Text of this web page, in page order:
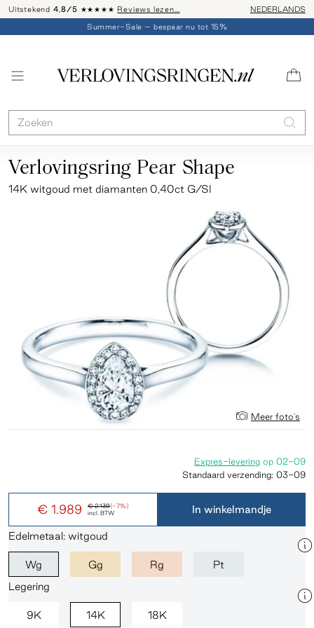
Uitstekend 4,8/5 ★★★★★ Reviews lezen… Advies: 020 -
NEDERLANDS
Summer-Sale – bespaar nu tot 15%
Verlovingsring Pear Shape
14K witgoud met diamanten 0,40ct G/SI
Meer foto's
€ 2.139(-7%)
€ 1.989 incl. BTW
Expres-levering op 02-09
Standaard verzending: 03-09
In winkelmandje
Edelmetaal: witgoud
Wg Gg Rg
Pt
Legering
9K 14K 18K